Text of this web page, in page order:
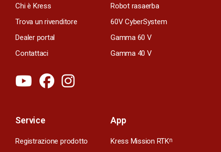
Chi è Kress
Trova un rivenditore
Dealer portal
Contattaci
Robot rasaerba
60V CyberSystem
Gamma 60 V
Gamma 40 V
Service
Registrazione prodotto
App
Kress Mission RTKn